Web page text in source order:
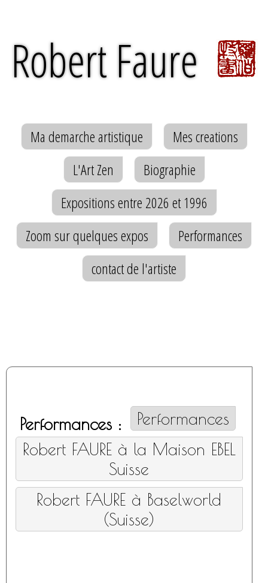
Robert Faure
Ma demarche artistique
Mes creations
L'Art Zen
Biographie
Expositions entre 2026 et 1996
Zoom sur quelques expos
Performances
contact de l'artiste
Performances :
Performances
Robert FAURE à la Maison EBEL
Suisse
Robert FAURE à Baselworld
(Suisse)